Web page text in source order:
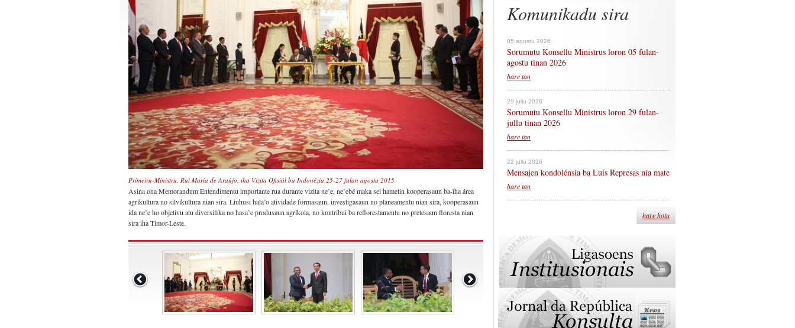
Komunikadu sira
05 agostu 2026
Sorumutu Konsellu Ministrus loron 05 fulan-
agostu tinan 2026
hare tan
29 jullu 2026
Sorumutu Konsellu Ministrus loron 29 fulan-
jullu tinan 2026
hare tan
22 jullu 2026
Mensajen kondolénsia ba Luís Represas nia mate
hare tan
hare hotu
Primeiru-Ministru, Rui Maria de Araújo, iha Vizita Ofisiál ba Indonézia 25-27 fulan agostu 2015
Asina ona Memorandum Entendimentu importante rua durante vizita ne’e, ne’ebé maka sei hametin kooperasaun ba-iha área
agrikultura no silvikultura nian sira. Liuhusi hala’o atividade formasaun, investigasaun no planeamentu nian sira, kooperasaun
ida ne’e ho objetivu atu diversifika no hasa’e produsaun agríkola, no kontribui ba reflorestamentu no pretesaun floresta nian
sira iha Timor-Leste.